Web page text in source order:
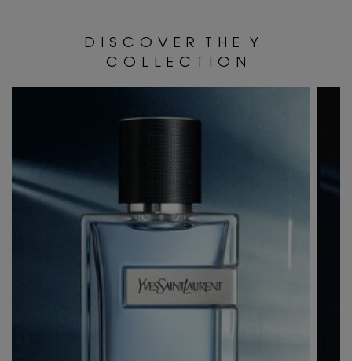
D I S C O V E R T H E Y
C O L L E C T I O N